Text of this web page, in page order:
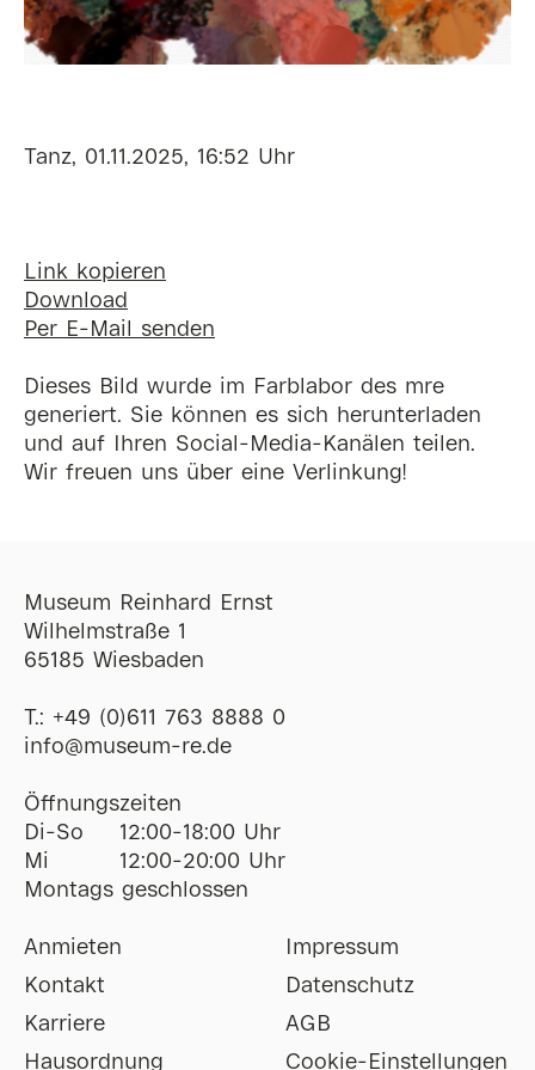
Tanz, 01.11.2025, 16:52 Uhr
Link kopieren
Download
Per E-Mail senden
Dieses Bild wurde im Farblabor des mre
generiert. Sie können es sich herunterladen
und auf Ihren Social-Media-Kanälen teilen.
Wir freuen uns über eine Verlinkung!
Museum Reinhard Ernst
Wilhelmstraße 1
65185 Wiesbaden
T.: +49 (0)611 763 8888 0
ofni@museum-re de
Öffnungszeiten
Di-So
12:00-18:00 Uhr
Mi
12:00-20:00 Uhr
Montags geschlossen
Anmieten
Kontakt
Karriere
Hausordnung
Impressum
Datenschutz
AGB
Cookie-Einstellungen